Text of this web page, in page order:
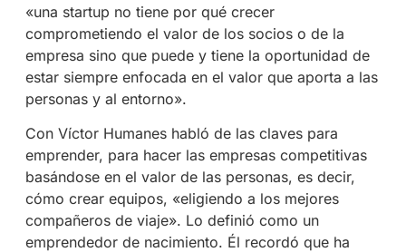
«una startup no tiene por qué crecer
comprometiendo el valor de los socios o de la
empresa sino que puede y tiene la oportunidad de
estar siempre enfocada en el valor que aporta a las
personas y al entorno».
Con Víctor Humanes habló de las claves para
emprender, para hacer las empresas competitivas
basándose en el valor de las personas, es decir,
cómo crear equipos, «eligiendo a los mejores
compañeros de viaje». Lo definió como un
emprendedor de nacimiento. Él recordó que ha